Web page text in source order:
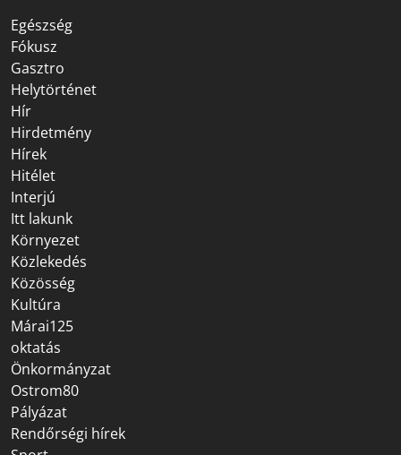
Egészség
Fókusz
Gasztro
Helytörténet
Hír
Hirdetmény
Hírek
Hitélet
Interjú
Itt lakunk
Környezet
Közlekedés
Közösség
Kultúra
Márai125
oktatás
Önkormányzat
Ostrom80
Pályázat
Rendőrségi hírek